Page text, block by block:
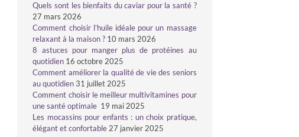
Quels sont les bienfaits du caviar pour la santé ?
27 mars 2026
Comment choisir l’huile idéale pour un massage
relaxant à la maison ? 10 mars 2026
8 astuces pour manger plus de protéines au
quotidien 16 octobre 2025
Comment améliorer la qualité de vie des seniors
au quotidien 31 juillet 2025
Comment choisir le meilleur multivitamines pour
une santé optimale 19 mai 2025
Les mocassins pour enfants : un choix pratique,
élégant et confortable 27 janvier 2025